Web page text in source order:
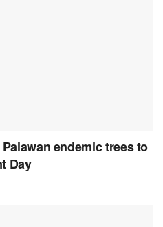
endemic trees to
Day